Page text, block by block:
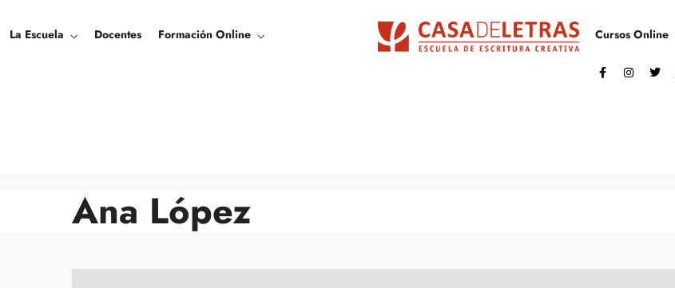
La Escuela Docentes Formación Online Cursos Online
Ana López